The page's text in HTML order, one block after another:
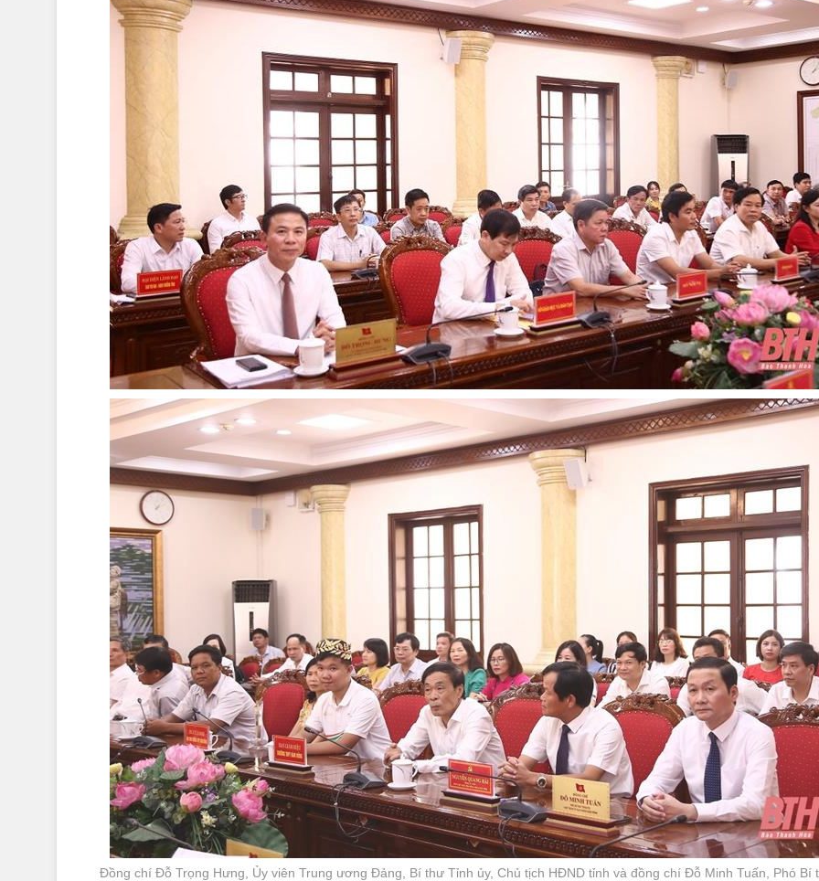
Đồng chí Đỗ Trọng Hưng, Ủy viên Trung ương Đảng, Bí thư Tỉnh ủy, Chủ tịch HĐND tỉnh và đồng chí Đỗ Minh Tuấn, Phó Bí